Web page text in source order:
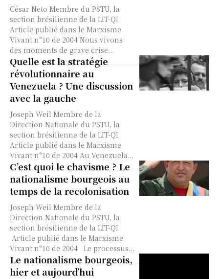
César Neto Membre du PSTU, la
section brésilienne de la LIT-QI
Article publié dans le Marxisme
Vivant n°10 de 2004 Nous vivons
des moments de grave crise...
Quelle est la stratégie
révolutionnaire au
Venezuela ? Une discussion
avec la gauche
Joseph Weil Membre de la
Direction Nationale du PSTU, la
section brésilienne de la LIT-QI
Article publié dans le Marxisme
Vivant n°10 de 2004 Au Venezuela...
C’est quoi le chavisme ? Le
nationalisme bourgeois au
temps de la recolonisation
Joseph Weil Membre de la
Direction Nationale du PSTU, la
section brésilienne de la LIT-QI
Article publié dans le Marxisme
Vivant n°10 de 2004 Le processus...
Le nationalisme bourgeois,
hier et aujourd’hui